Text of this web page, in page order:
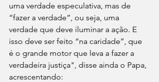
uma verdade especulativa, mas de
“fazer a verdade”, ou seja, uma
verdade que deve iluminar a ação. E
isso deve ser feito “na caridade”, que
é o grande motor que leva a fazer a
verdadeira justiça", disse ainda o Papa,
acrescentando: